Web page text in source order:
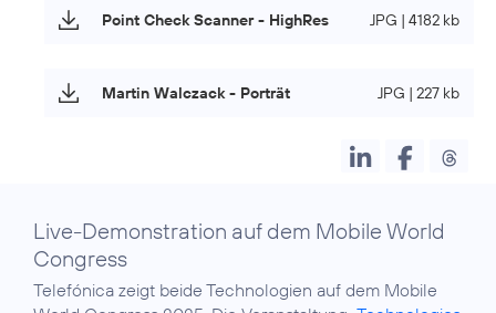
Point Check Scanner - HighRes JPG | 4182 kb
Martin Walczack - Porträt JPG | 227 kb
Live-Demonstration auf dem Mobile World
Congress
Telefónica zeigt beide Technologien auf dem Mobile